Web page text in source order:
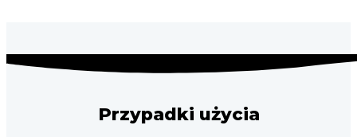
Przypadki użycia